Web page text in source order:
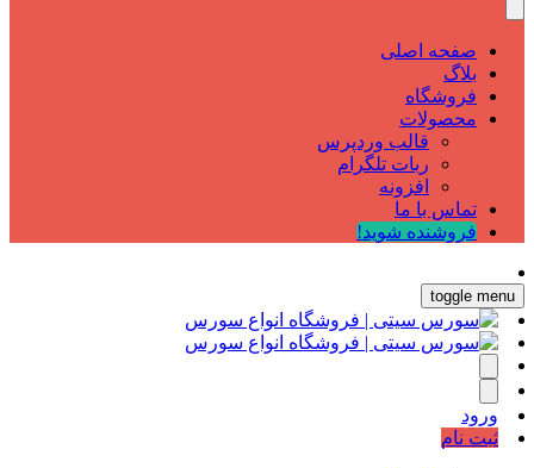
صفحه اصلی
بلاگ
فروشگاه
محصولات
قالب وردپرس
ربات تلگرام
افزونه
تماس با ما
فروشنده شوید!
toggle menu
ورود
ثبت نام